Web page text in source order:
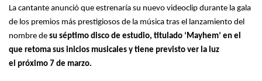
La cantante anunció que estrenaría su nuevo videoclip durante la gala
de los premios más prestigiosos de la música tras el lanzamiento del
nombre de su séptimo disco de estudio, titulado ‘Mayhem’ en el
que retoma sus inicios musicales y tiene previsto ver la luz
el próximo 7 de marzo.